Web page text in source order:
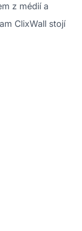
z médií a
ClixWall stojí